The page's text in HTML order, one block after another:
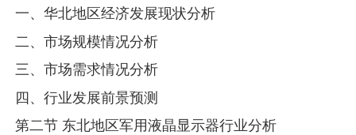
一、华北地区经济发展现状分析
二、市场规模情况分析
三、市场需求情况分析
四、行业发展前景预测
第二节 东北地区军用液晶显示器行业分析